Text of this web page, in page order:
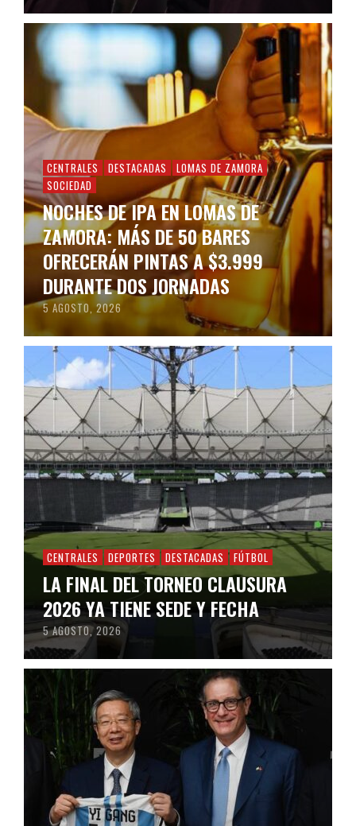
CENTRALES DESTACADAS
LOMAS DE ZAMORA
SOCIEDAD
NOCHES DE IPA EN LOMAS DE
ZAMORA: MÁS DE 50 BARES
OFRECERÁN PINTAS A $3.999
DURANTE DOS JORNADAS
5 AGOSTO, 2026
CENTRALES DEPORTES DESTACADAS FÚTBOL
LA FINAL DEL TORNEO CLAUSURA
2026 YA TIENE SEDE Y FECHA
5 AGOSTO, 2026